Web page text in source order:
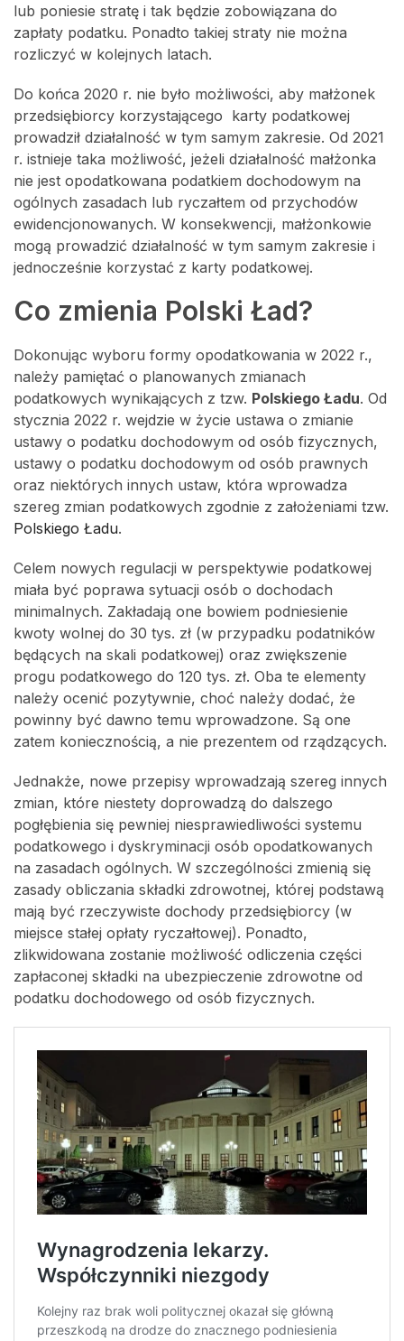
lub poniesie stratę i tak będzie zobowiązana do
zapłaty podatku. Ponadto takiej straty nie można
rozliczyć w kolejnych latach.
Do końca 2020 r. nie było możliwości, aby małżonek
przedsiębiorcy korzystającego karty podatkowej
prowadził działalność w tym samym zakresie. Od 2021
r. istnieje taka możliwość, jeżeli działalność małżonka
nie jest opodatkowana podatkiem dochodowym na
ogólnych zasadach lub ryczałtem od przychodów
ewidencjonowanych. W konsekwencji, małżonkowie
mogą prowadzić działalność w tym samym zakresie i
jednocześnie korzystać z karty podatkowej.
Co zmienia Polski Ład?
Dokonując wyboru formy opodatkowania w 2022 r.,
należy pamiętać o planowanych zmianach
podatkowych wynikających z tzw. Polskiego Ładu. Od
stycznia 2022 r. wejdzie w życie ustawa o zmianie
ustawy o podatku dochodowym od osób fizycznych,
ustawy o podatku dochodowym od osób prawnych
oraz niektórych innych ustaw, która wprowadza
szereg zmian podatkowych zgodnie z założeniami tzw.
Polskiego Ładu.
Celem nowych regulacji w perspektywie podatkowej
miała być poprawa sytuacji osób o dochodach
minimalnych. Zakładają one bowiem podniesienie
kwoty wolnej do 30 tys. zł (w przypadku podatników
będących na skali podatkowej) oraz zwiększenie
progu podatkowego do 120 tys. zł. Oba te elementy
należy ocenić pozytywnie, choć należy dodać, że
powinny być dawno temu wprowadzone. Są one
zatem koniecznością, a nie prezentem od rządzących.
Jednakże, nowe przepisy wprowadzają szereg innych
zmian, które niestety doprowadzą do dalszego
pogłębienia się pewniej niesprawiedliwości systemu
podatkowego i dyskryminacji osób opodatkowanych
na zasadach ogólnych. W szczególności zmienią się
zasady obliczania składki zdrowotnej, której podstawą
mają być rzeczywiste dochody przedsiębiorcy (w
miejsce stałej opłaty ryczałtowej). Ponadto,
zlikwidowana zostanie możliwość odliczenia części
zapłaconej składki na ubezpieczenie zdrowotne od
podatku dochodowego od osób fizycznych.